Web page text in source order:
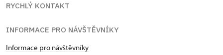
RYCHLÝ KONTAKT
INFORMACE PRO NÁVŠTĚVNÍKY
Informace pro návštěvníky